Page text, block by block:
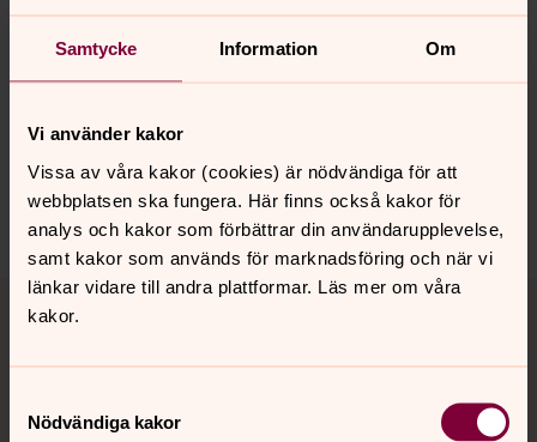
Samtycke Information Om
Vi använder kakor
Vissa av våra kakor (cookies) är nödvändiga för att
webbplatsen ska fungera. Här finns också kakor för
analys och kakor som förbättrar din användarupplevelse,
samt kakor som används för marknadsföring och när vi
länkar vidare till andra plattformar. Läs mer om våra
kakor.
Nödvändiga kakor
Synpunkter eller frågor på sidans
innehåll?
roslagensvastra.pastorat@svenskakyrkan.se
Dela
Tillbaka till toppen
Tillbaka till innehållet
Kontakt